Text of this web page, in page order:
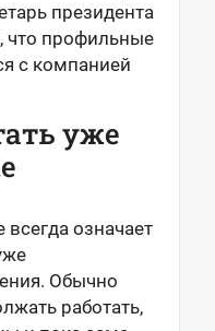
президента
что профильные
с компанией
уже
означает
Обычно
работать,